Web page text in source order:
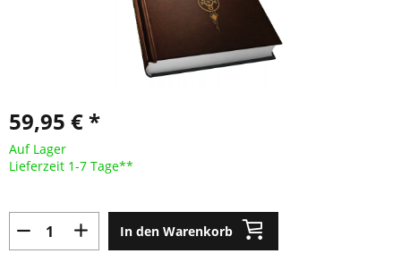
59,95 € *
Auf Lager
Lieferzeit 1-7 Tage**
In den Warenkorb